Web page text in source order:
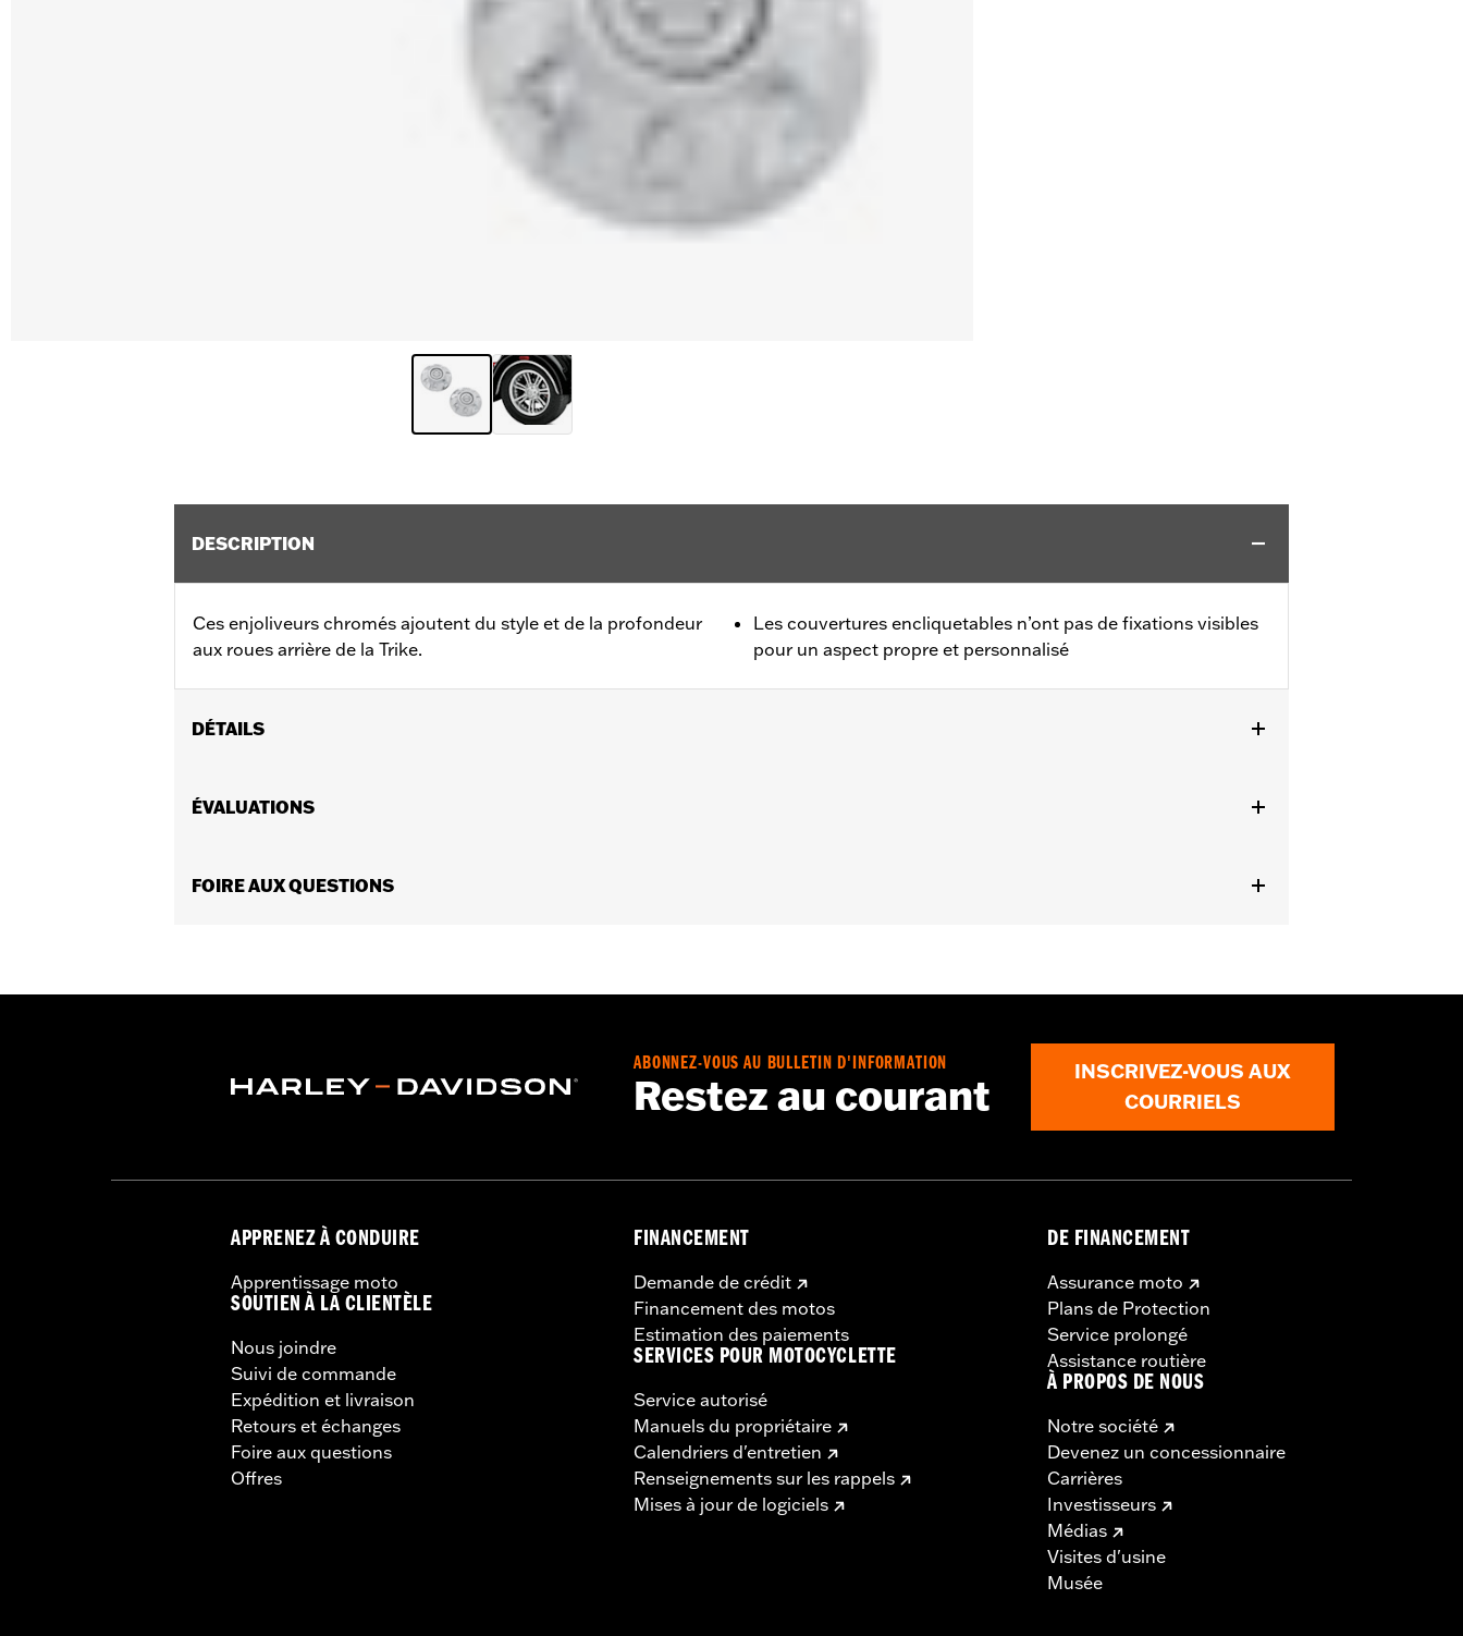
DESCRIPTION
Ces enjoliveurs chromés ajoutent du style et de la profondeur
aux roues arrière de la Trike.
Les couvertures encliquetables n’ont pas de fixations visibles
pour un aspect propre et personnalisé
DÉTAILS
FLTRT 2026 et après. L’installation sur la roue en équipement d’origine nécessite le retrait de la roue et du médaillon du centre d’usine.
Contenu de la boîte:2 enjoliveurs de roue
ÉVALUATIONS
FOIRE AUX QUESTIONS
ABONNEZ-VOUS AU BULLETIN D'INFORMATION
Restez au courant
INSCRIVEZ-VOUS AUX
COURRIELS
APPRENEZ À CONDUIRE
Apprentissage moto
SOUTIEN À LA CLIENTÈLE
Nous joindre
Suivi de commande
Expédition et livraison
Retours et échanges
Foire aux questions
Offres
FINANCEMENT
Demande de crédit
Financement des motos
Estimation des paiements
SERVICES POUR MOTOCYCLETTE
Service autorisé
Manuels du propriétaire
Calendriers d'entretien
Renseignements sur les rappels
Mises à jour de logiciels
DE FINANCEMENT
Assurance moto
Plans de Protection
Service prolongé
Assistance routière
À PROPOS DE NOUS
Notre société
Devenez un concessionnaire
Carrières
Investisseurs
Médias
Visites d'usine
Musée